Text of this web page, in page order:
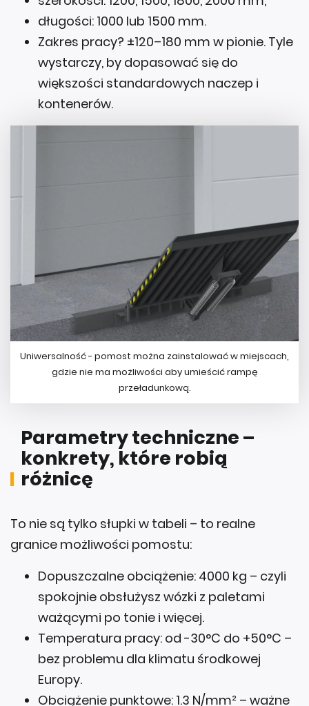
Zakres pracy? ±120–180 mm w pionie. Tyle
wystarczy, by dopasować się do
większości standardowych naczep i
kontenerów.
Uniwersalność - pomost można zainstalować w miejscach,
gdzie nie ma możliwości aby umieścić rampę
przeładunkową.
konkrety, które robią
różnicę
granice możliwości pomostu:
Dopuszczalne obciążenie: 4000 kg – czyli
spokojnie obsłużysz wózki z paletami
ważącymi po tonie i więcej.
Temperatura pracy: od -30°C do +50°C –
bez problemu dla klimatu środkowej
Europy.
Obciążenie punktowe: 1.3 N/mm² – ważne
przy pracy z wózkami widłowymi.